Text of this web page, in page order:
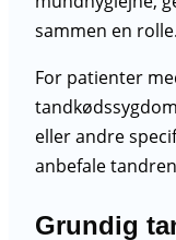
sammen en rolle.
For patienter
eller andre
anbefale
Grundig